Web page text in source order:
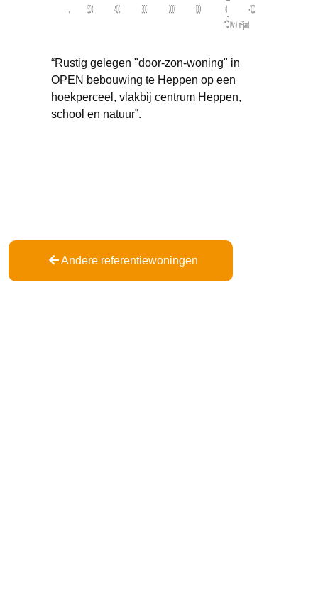
“Rustig gelegen "door-zon-woning" in
OPEN bebouwing te Heppen op een
hoekperceel, vlakbij centrum Heppen,
school en natuur”.
Andere referentiewoningen